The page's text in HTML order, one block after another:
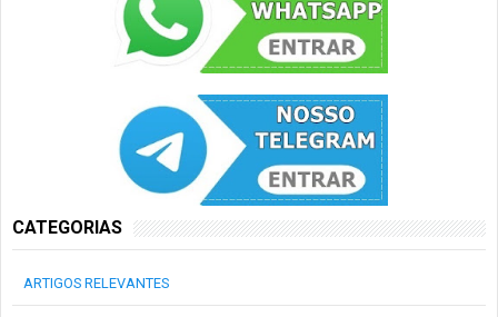
CATEGORIAS
ARTIGOS RELEVANTES